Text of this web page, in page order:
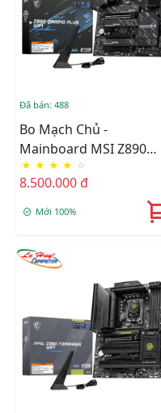
Đã bán: 488
Bo Mạch Chủ -
Mainboard MSI Z890
GAMING PLUS WIFI
DDR5
★ ★ ★ ★ ☆
8.500.000 đ
Mới 100%